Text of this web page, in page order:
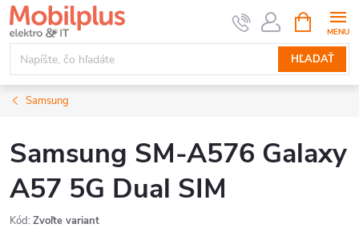
Prejsť
na
obsah
HĽADAŤ
KOŠÍK
Samsung
Samsung SM-A576 Galaxy
A57 5G Dual SIM
Kód: Zvoľte variant